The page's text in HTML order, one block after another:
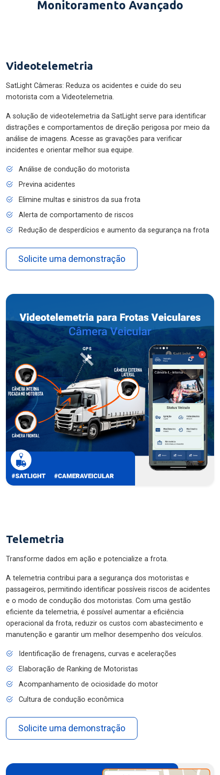
Monitoramento Avançado
Videotelemetria
SatLight Câmeras: Reduza os acidentes e cuide do seu
motorista com a Videotelemetria.
A solução de videotelemetria da SatLight serve para identificar
distrações e comportamentos de direção perigosa por meio da
análise de imagens. Acesse as gravações para verificar
incidentes e orientar melhor sua equipe.
Análise de condução do motorista
Previna acidentes
Elimine multas e sinistros da sua frota
Alerta de comportamento de riscos
Redução de desperdícios e aumento da segurança na frota
Solicite uma demonstração
Telemetria
Transforme dados em ação e potencialize a frota.
A telemetria contribui para a segurança dos motoristas e
passageiros, permitindo identificar possíveis riscos de acidentes
e o modo de condução dos motoristas. Com uma gestão
eficiente da telemetria, é possível aumentar a eficiência
operacional da frota, reduzir os custos com abastecimento e
manutenção e garantir um melhor desempenho dos veículos.
Identificação de frenagens, curvas e acelerações
Elaboração de Ranking de Motoristas
Acompanhamento de ociosidade do motor
Cultura de condução econômica
Solicite uma demonstração